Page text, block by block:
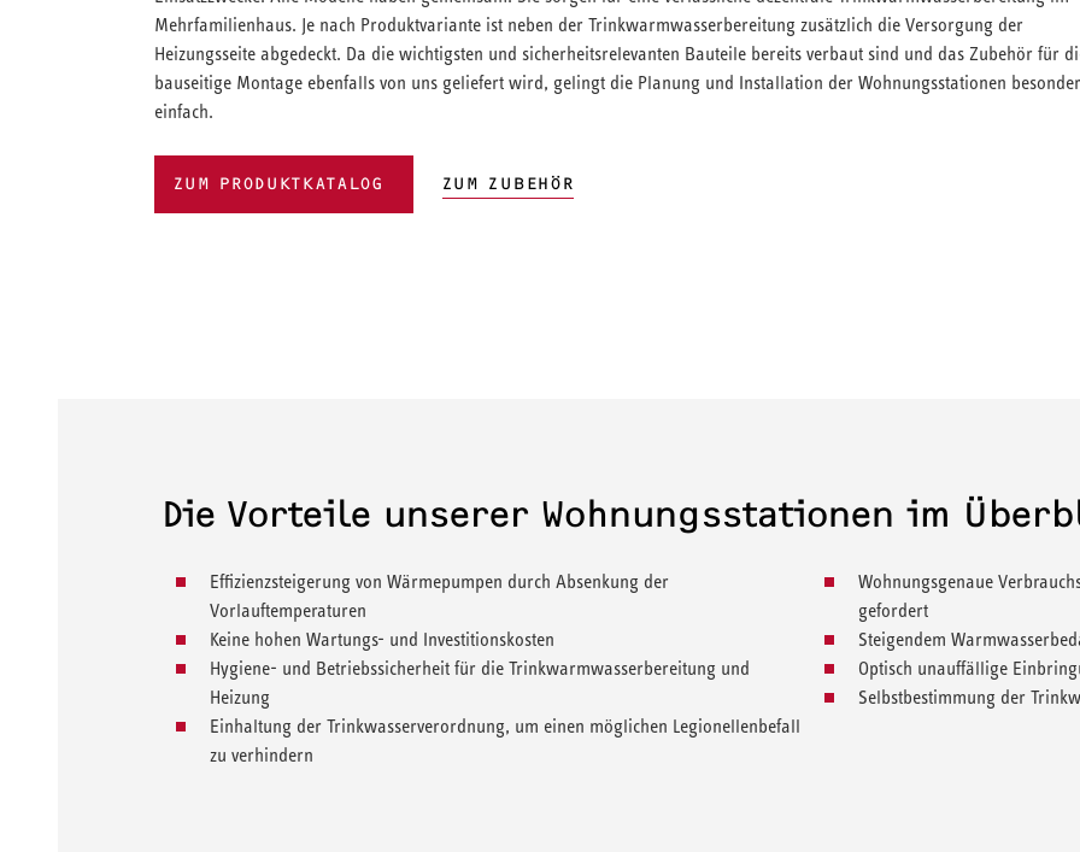
Mehrfamilienhaus. Je nach Produktvariante ist neben der Trinkwarmwasserbereitung zusätzlich die Versorgung der
Heizungsseite abgedeckt. Da die wichtigsten und sicherheitsrelevanten Bauteile bereits verbaut sind und das Zubehör für
bauseitige Montage ebenfalls von uns geliefert wird, gelingt die Planung und Installation der Wohnungsstationen
einfach.
ZUM PRODUKTKATALOG ZUM ZUBEHÖR
Die Vorteile unserer Wohnungsstationen im
Effizienzsteigerung von Wärmepumpen durch Absenkung der
Vorlauftemperaturen
Keine hohen Wartungs- und Investitionskosten
Hygiene- und Betriebssicherheit für die Trinkwarmwasserbereitung und
Heizung
Einhaltung der Trinkwasserverordnung, um einen möglichen Legionellenbefall
zu verhindern
Wohnungsgenaue
gefordert
Steigendem
Optisch unauffällige
Selbstbestimmung der